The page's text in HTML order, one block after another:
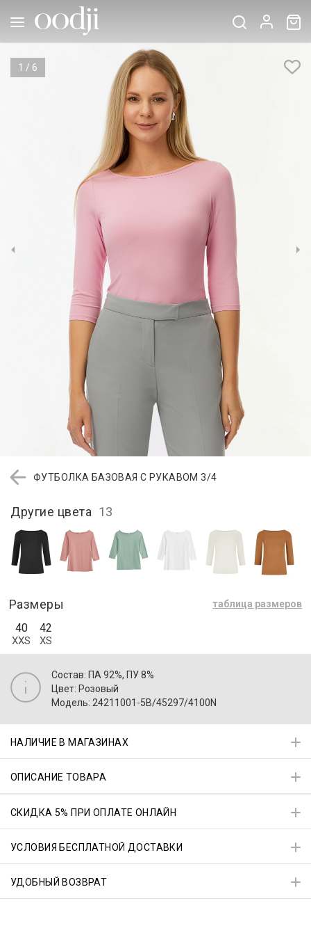
1 / 6
ФУТБОЛКА БАЗОВАЯ С РУКАВОМ 3/4
Другие цвета 13
Размеры таблица размеров
40
XXS
42
XS
Состав: ПА 92%, ПУ 8%
Цвет: Розовый
Модель: 24211001-5B/45297/4100N
НАЛИЧИЕ В МАГАЗИНАХ
ОПИСАНИЕ ТОВАРА
СКИДКА 5% ПРИ ОПЛАТЕ ОНЛАЙН
УСЛОВИЯ БЕСПЛАТНОЙ ДОСТАВКИ
УДОБНЫЙ ВОЗВРАТ